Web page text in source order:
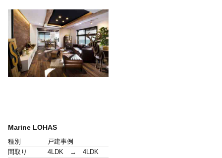
Marine LOHAS
種別
戸建事例
間取り
4LDK → 4LDK